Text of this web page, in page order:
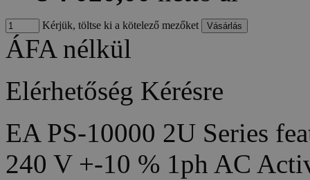
Kérjük, töltse ki a kötelező mezőket
ÁFA nélkül
Elérhetőség Kérésre
EA PS-10000 2U Series
240 V +-10 % 1ph AC